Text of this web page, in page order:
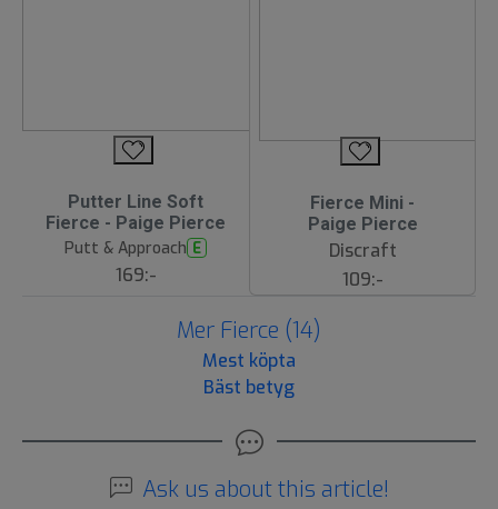
Putter Line Soft
Fierce - Paige Pierce
Putt & Approach E
169:-
Fierce Mini -
Paige Pierce
Discraft
109:-
Mer Fierce (14)
Mest köpta
Bäst betyg
Ask us about this article!